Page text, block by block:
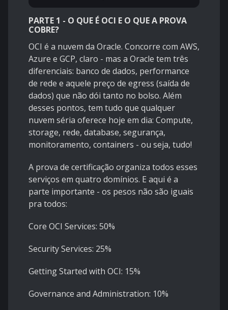
PARTE 1 - O QUE É OCI E O QUE A PROVA
COBRE?
OCI é a nuvem da Oracle. Concorre com AWS,
Azure e GCP, claro - mas a Oracle tem três
diferenciais: banco de dados, performance
de rede e aquele preço de egress (saída de
dados) que não dói tanto no bolso. Além
desses pontos, tem tudo que qualquer
nuvem séria oferece hoje em dia: Compute,
storage, rede, database, segurança,
monitoramento, containers - ou seja, tudo!
A prova de certificação organiza todos esses
serviços em quatro domínios. E aqui é a
parte importante - os pesos não são iguais
pra todos:
Core OCI Services: 50%
Security Services: 25%
Getting Started with OCI: 15%
Governance and Administration: 10%